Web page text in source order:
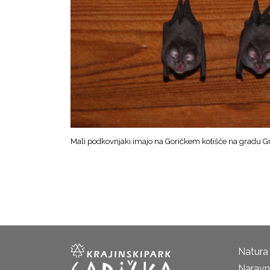
Mali podkovnjaki imajo na Goričkem kotišče na gradu